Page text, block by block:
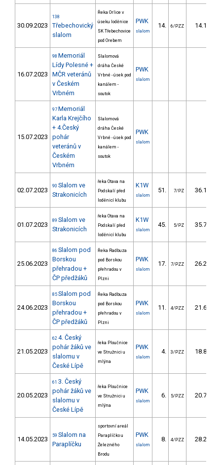
30.09.2023
138
Třebechovický
slalom
Řeka Orlice v
úseku loděnice
SK Třebechovice
pod Orebem
PWK
slalom
14. 6/PZZ 14.10
16.07.2023
98 Memoriál
Lídy Polesné +
MČR veteránů
v Českém
Vrbném
Slalomová
dráha České
Vrbné - úsek pod
kanálem -
soutok
PWK
slalom
15.07.2023
97 Memoriál
Karla Krejčího
+ 4.Český
pohár
veteránů v
Českém
Vrbném
Slalomová
dráha České
Vrbné - úsek pod
kanálem -
soutok
PWK
slalom
02.07.2023
90 Slalom ve
Strakonicích
řeka Otava na
Podskalí před
loděnicí klubu
K1W
slalom
51. 7/PZ 36.18
01.07.2023
89 Slalom ve
Strakonicích
řeka Otava na
Podskalí před
loděnicí klubu
K1W
slalom
45. 5/PZ 35.72
25.06.2023
86 Slalom pod
Borskou
přehradou +
ČP předžáků
Řeka Radbuza
pod Borskou
přehradou v
Plzni
PWK
slalom
17. 7/PZZ 26.20
24.06.2023
85 Slalom pod
Borskou
přehradou +
ČP předžáků
Řeka Radbuza
pod Borskou
přehradou v
Plzni
PWK
slalom
11. 4/PZZ 21.60
21.05.2023
62 4. Český
pohár žáků ve
slalomu v
České Lípě
řeka Ploučnice
ve Stružnici u
mlýna
PWK
slalom
4. 3/PZZ 18.88
20.05.2023
61 3. Český
pohár žáků ve
slalomu v
České Lípě
řeka Ploučnice
ve Stružnici u
mlýna
PWK
slalom
6. 5/PZZ 20.75
14.05.2023 59 Slalom na
Paraplíčku
sportovní areál
Paraplíčko u
Železného
Brodu
PWK
slalom
8. 4/PZZ 28.20